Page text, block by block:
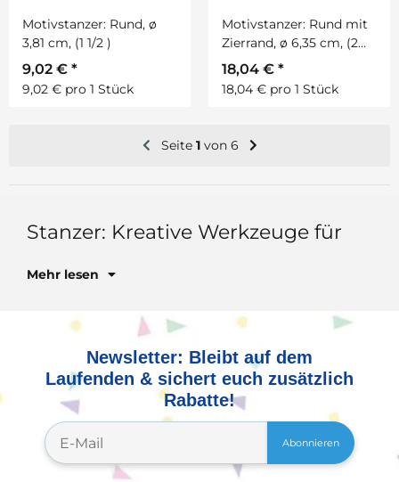
Motivstanzer: Rund, ø
3,81 cm, (1 1/2 )
9,02 € *
9,02 € pro 1 Stück
Motivstanzer: Rund mit
Zierrand, ø 6,35 cm, (2
1/2 )
18,04 € *
18,04 € pro 1 Stück
Seite 1von 6
Mehr lesen
Newsletter: Bleibt auf dem
Laufenden & sichert euch zusätzlich
Rabatte!
Abonnieren